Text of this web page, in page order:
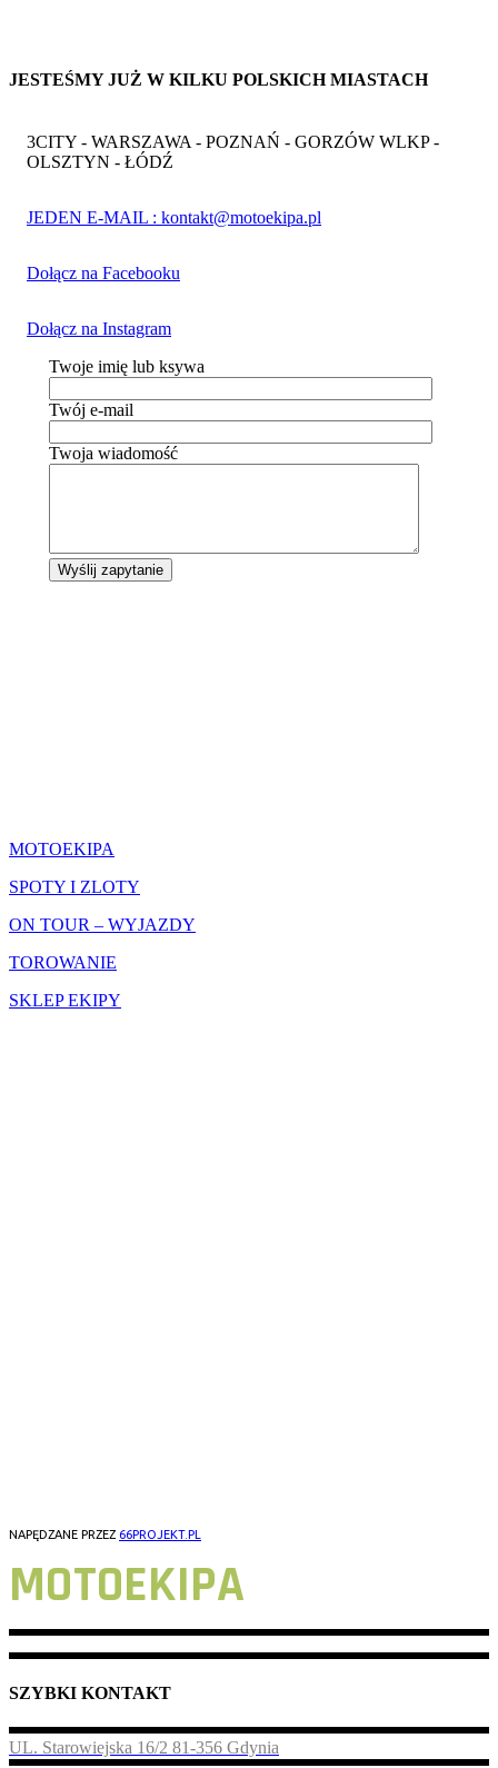
JESTEŚMY JUŻ W KILKU POLSKICH MIASTACH
3CITY - WARSZAWA - POZNAŃ - GORZÓW WLKP -
OLSZTYN - ŁÓDŹ
JEDEN E-MAIL : kontakt@motoekipa.pl
Dołącz na Facebooku
Dołącz na Instagram
Twoje imię lub ksywa
Twój e-mail
Twoja wiadomość
Wyślij zapytanie
MOTOEKIPA
SPOTY I ZLOTY
ON TOUR – WYJAZDY
TOROWANIE
SKLEP EKIPY
NAPĘDZANE PRZEZ 66PROJEKT.PL
MOTOEKIPA
SZYBKI KONTAKT
UL. Starowiejska 16/2 81-356 Gdynia